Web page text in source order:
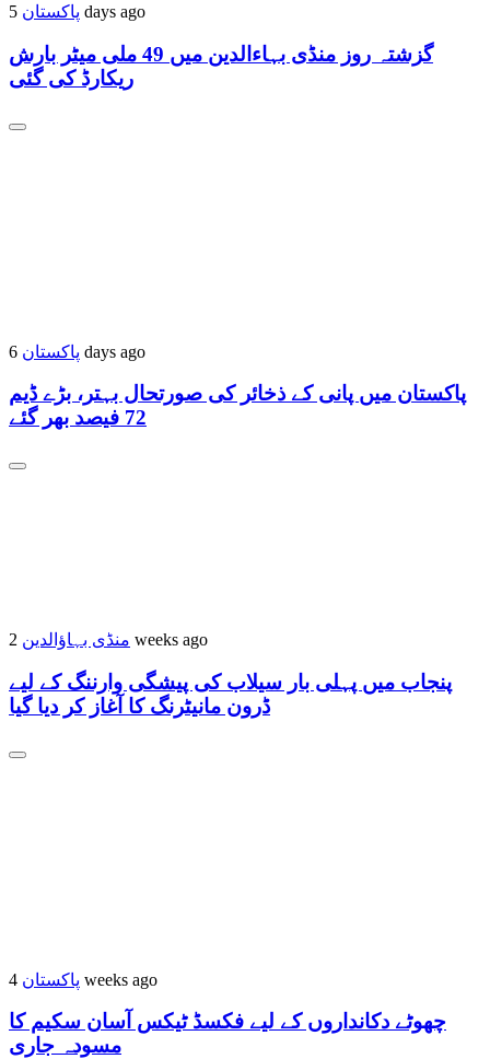
پاکستان 5 days ago
گزشتہ روز منڈی بہاءالدین میں 49 ملی میٹر بارش
ریکارڈ کی گئی
پاکستان 6 days ago
پاکستان میں پانی کے ذخائر کی صورتحال بہتر، بڑے ڈیم
72 فیصد بھر گئے
منڈی بہاؤالدین 2 weeks ago
پنجاب میں پہلی بار سیلاب کی پیشگی وارننگ کے لیے
ڈرون مانیٹرنگ کا آغاز کر دیا گیا
پاکستان 4 weeks ago
چھوٹے دکانداروں کے لیے فکسڈ ٹیکس آسان سکیم کا
مسودہ جاری